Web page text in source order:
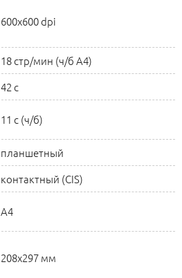
600x600 dpi
18 стр/мин (ч/б А4)
42 с
11 c (ч/б)
планшетный
контактный (CIS)
A4
208x297 мм